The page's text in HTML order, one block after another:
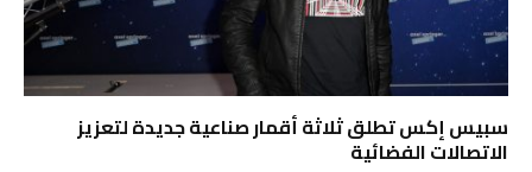
سبيس إكس تطلق ثلاثة أقمار صناعية جديدة لتعزيز
الاتصالات الفضائية